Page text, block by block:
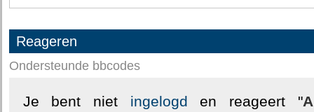
Reageren
Ondersteunde bbcodes
Je bent niet ingelogd en reageert "